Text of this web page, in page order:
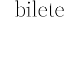
bilete